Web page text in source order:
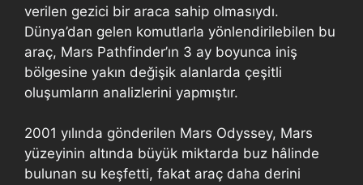
verilen gezici bir araca sahip olmasıydı.
Dünya’dan gelen komutlarla yönlendirilebilen bu
araç, Mars Pathfinder’ın 3 ay boyunca iniş
bölgesine yakın değişik alanlarda çeşitli
oluşumların analizlerini yapmıştır.
2001 yılında gönderilen Mars Odyssey, Mars
yüzeyinin altında büyük miktarda buz hâlinde
bulunan su keşfetti, fakat araç daha derini